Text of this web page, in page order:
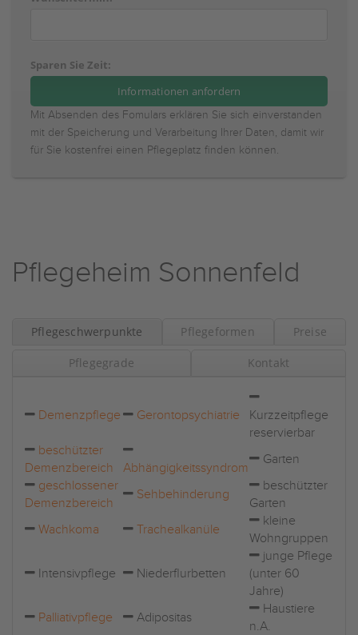
Sparen Sie Zeit:
Mit Absenden des Fomulars erklären Sie sich einverstanden
mit der Speicherung und Verarbeitung Ihrer Daten, damit wir
für Sie kostenfrei einen Pflegeplatz finden können.
Pflegeheim Sonnenfeld
Pflegeschwerpunkte Pflegeformen Preise
Pflegegrade Kontakt
Demenzpflege Gerontopsychiatrie
Kurzzeitpflege
reservierbar
beschützter
Demenzbereich
Abhängigkeitssyndrom
Garten
geschlossener
Demenzbereich
Sehbehinderung
beschützter
Garten
Wachkoma
Trachealkanüle
kleine
Wohngruppen
Intensivpflege Niederflurbetten
junge Pflege
(unter 60
Jahre)
Palliativpflege
Adipositas
Haustiere
n.A.